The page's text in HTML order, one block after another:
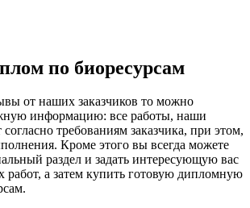
по биоресурсам
от наших заказчиков то можно
информацию: все работы, наши
требованиям заказчика, при этом,
Кроме этого вы всегда можете
раздел и задать интересующую вас
работ, а затем купить готовую дипломную